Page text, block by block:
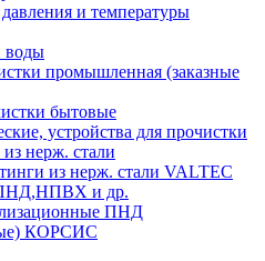
и температуры
воды
промышленная (заказные
бытовые
устройства для прочистки
нерж. стали
из нерж. стали VALTEC
и др.
ПНД
КОРСИС